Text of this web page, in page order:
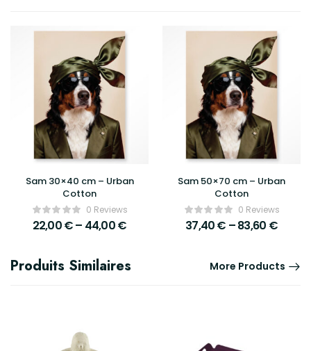
Sam 30×40 cm – Urban
Cotton
0 Reviews
22,00€– 44,00€
Sam 50×70 cm – Urban
Cotton
0 Reviews
37,40€ –83,60 €
Produits Similaires More Products